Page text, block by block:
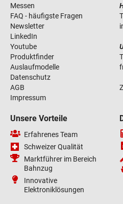
Messen
FAQ - häufigste Fragen
Newsletter
LinkedIn
Youtube
Produktfinder
Auslaufmodelle
Datenschutz
AGB
Impressum
Unsere Vorteile
Erfahrenes Team
Schweizer Qualität
Marktführer im Bereich
Bahnzug
Innovative
Elektroniklösungen